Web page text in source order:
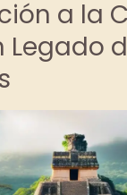
a la
Legado